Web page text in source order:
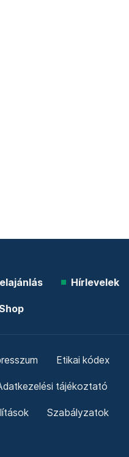
Hírlevelek
Etikai kódex
tájékoztató
Szabályzatok